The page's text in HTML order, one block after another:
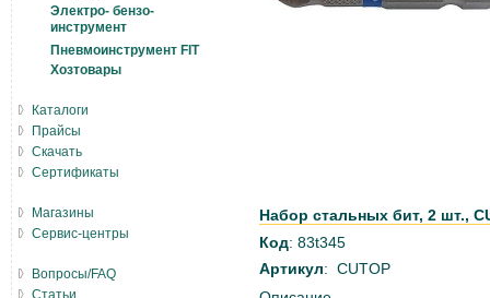
Набор стальных бит, 2 шт.,
Код: 83t345
Артикул: CUTOP
Электро- бензо-
инструмент
Пневмоинструмент FIT
Хозтовары
Каталоги
Прайсы
Скачать
Сертификаты
Магазины
Сервис-центры
Вопросы/FAQ
Статьи